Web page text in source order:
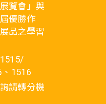
覽會」與
優勝作
品之學習
1516
請轉分機